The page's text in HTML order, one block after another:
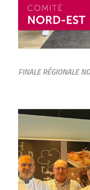
FINALE RÉGIONALE